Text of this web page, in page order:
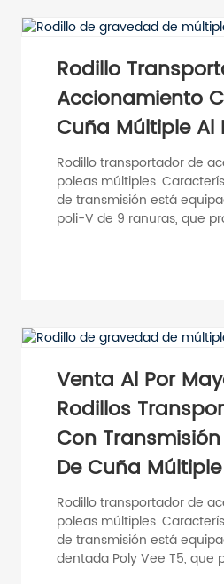
la superficie exterior que
con la banda
transportados. Los
para...
Rodillo
Accionamiento
Cuña Múltiple Al
Rodillo transportador de
poleas múltiples.
de transmisión está
poli-V de 9 ranuras, que
extremo utiliza
precisión de plástico, lo
funcionamiento suave.
generales: Carga de
individual ≤30 kg.
Rango de temperatura: -5
Materiales: Carcasa del
acero al carbono.
Venta Al Por
Rodillos
Con
De Cuña Múltiple
Rodillo transportador de
poleas múltiples.
de transmisión está
dentada Poly Vee T5, que